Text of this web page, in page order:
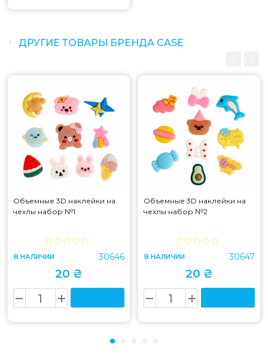
ДРУГИЕ ТОВАРЫ БРЕНДА CASE
Объемные 3D наклейки на
чехлы набор №1
В НАЛИЧИИ 30646
20 ₴
Объемные 3D наклейки на
чехлы набор №2
В НАЛИЧИИ 30647
20 ₴